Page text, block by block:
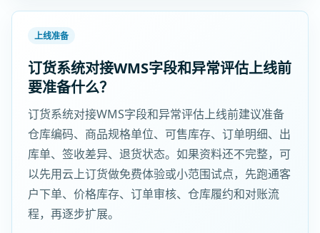
上线准备
订货系统对接WMS字段和异常评估上线前
要准备什么？
订货系统对接WMS字段和异常评估上线前建议准备
仓库编码、商品规格单位、可售库存、订单明细、出
库单、签收差异、退货状态。如果资料还不完整，可
以先用云上订货做免费体验或小范围试点，先跑通客
户下单、价格库存、订单审核、仓库履约和对账流
程，再逐步扩展。